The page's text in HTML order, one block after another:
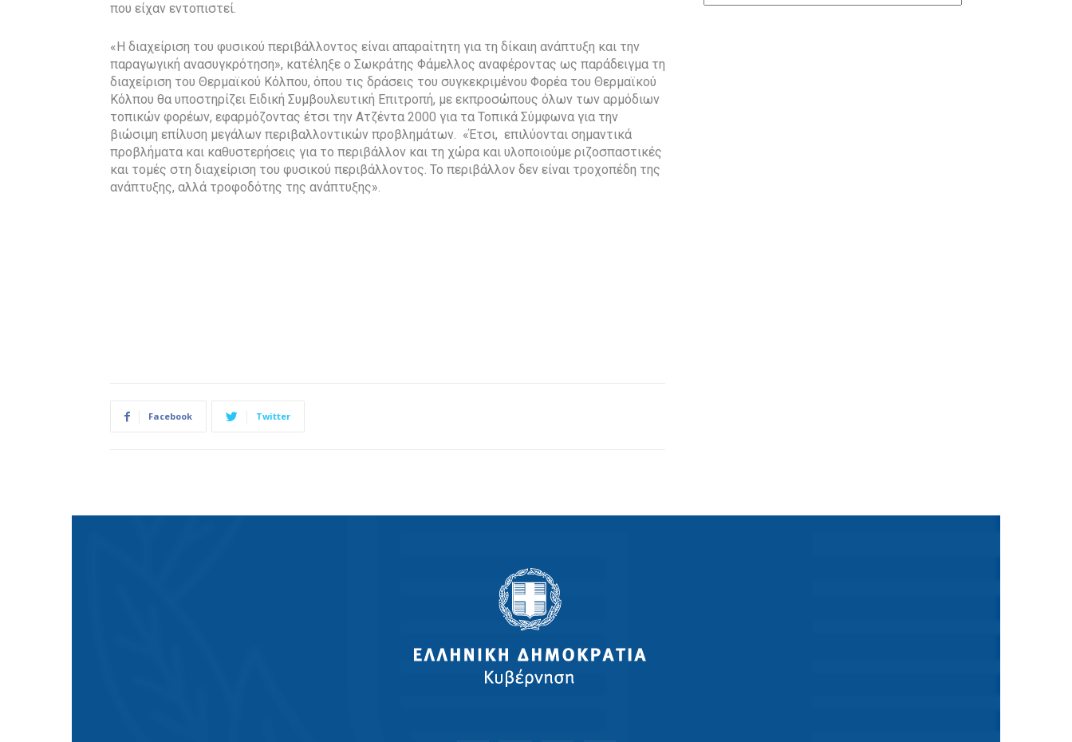
που είχαν εντοπιστεί.
«Η διαχείριση του φυσικού περιβάλλοντος είναι απαραίτητη για τη δίκαιη ανάπτυξη και την
παραγωγική ανασυγκρότηση», κατέληξε ο Σωκράτης Φάμελλος αναφέροντας ως παράδειγμα τη
διαχείριση του Θερμαϊκού Κόλπου, όπου τις δράσεις του συγκεκριμένου Φορέα του Θερμαϊκού
Κόλπου θα υποστηρίζει Ειδική Συμβουλευτική Επιτροπή, με εκπροσώπους όλων των αρμόδιων
τοπικών φορέων, εφαρμόζοντας έτσι την Ατζέντα 2000 για τα Τοπικά Σύμφωνα για την
βιώσιμη επίλυση μεγάλων περιβαλλοντικών προβλημάτων. «Έτσι, επιλύονται σημαντικά
προβλήματα και καθυστερήσεις για το περιβάλλον και τη χώρα και υλοποιούμε ριζοσπαστικές
και τομές στη διαχείριση του φυσικού περιβάλλοντος. Το περιβάλλον δεν είναι τροχοπέδη της
ανάπτυξης, αλλά τροφοδότης της ανάπτυξης».
Facebook Twitter